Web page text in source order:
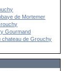
de Mortemer
Gourmand
chateau de Grouchy